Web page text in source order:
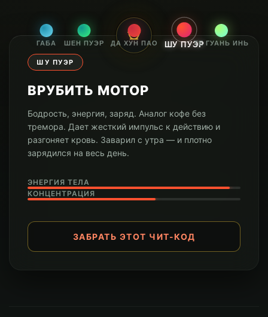
ГАБА ШЕН ПУЭР ШУ ПУЭРТЕ ГУАНЬ ИНЬ
ДА ХУН ПАО
ШУ ПУЭР
ВРУБИТЬ МОТОР
Бодрость, энергия, заряд. Аналог кофе без
тремора. Дает жесткий импульс к действию и
разгоняет кровь. Заварил с утра — и плотно
зарядился на весь день.
ЭНЕРГИЯ ТЕЛА
КОНЦЕНТРАЦИЯ
ЗАБРАТЬ ЭТОТ ЧИТ-КОД